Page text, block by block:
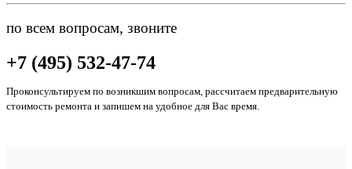
по всем вопросам, звоните
+7 (495) 532-47-74
Проконсультируем по возникшим вопросам, рассчитаем предварительную
стоимость ремонта и запишем на удобное для Вас время.